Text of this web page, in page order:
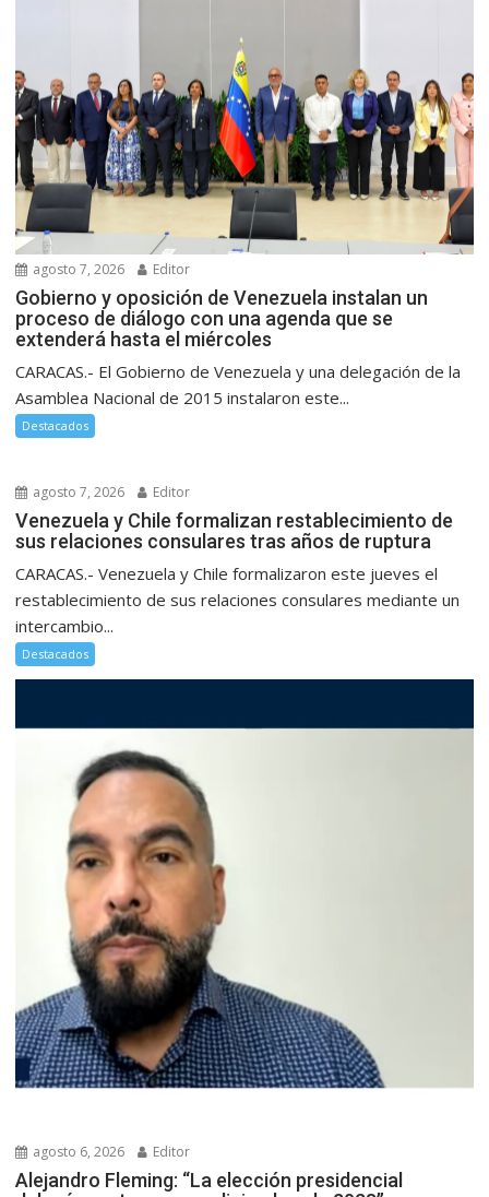
agosto 7, 2026 Editor
Gobierno y oposición de Venezuela instalan un
proceso de diálogo con una agenda que se
extenderá hasta el miércoles
CARACAS.- El Gobierno de Venezuela y una delegación de la
Asamblea Nacional de 2015 instalaron este...
Destacados
agosto 7, 2026 Editor
Venezuela y Chile formalizan restablecimiento de
sus relaciones consulares tras años de ruptura
CARACAS.- Venezuela y Chile formalizaron este jueves el
restablecimiento de sus relaciones consulares mediante un
intercambio...
Destacados
agosto 6, 2026 Editor
Alejandro Fleming: “La elección presidencial